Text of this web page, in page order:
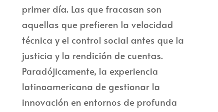
primer día. Las que fracasan son
aquellas que prefieren la velocidad
técnica y el control social antes que la
justicia y la rendición de cuentas.
Paradójicamente, la experiencia
latinoamericana de gestionar la
innovación en entornos de profunda